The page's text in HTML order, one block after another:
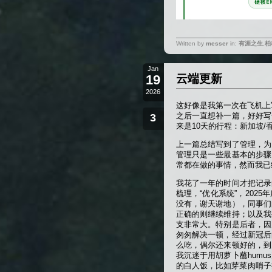
Written by messerin: 有涯之生, 柏
Jan
19
2026
3
云端更新
这好像是我第一次在飞机
之后一直想补一篇，好好
来是10天的行程：新加坡/
上一篇总结写到了管理，
管理只是一些最基本的步
常都在做的事情，然而我
我花了一年的时间才把记
梳理，“优化系统”，2025
没有，谢天谢地），同事
正确的则继续维持；以及
支非常大。特别是后者，
匆匆解决一顿，经过新冠
么吃，偶尔还来顿好的，
我沉迷于用胡萝卜蘸
的白人饭，比如芽菜肉哨